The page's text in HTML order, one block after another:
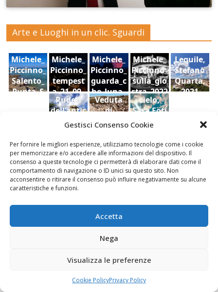
Gestisci Consenso Cookie
Per fornire le migliori esperienze, utilizziamo tecnologie come i cookie
per memorizzare e/o accedere alle informazioni del dispositivo. Il
consenso a queste tecnologie ci permetterà di elaborare dati come il
comportamento di navigazione o ID unici su questo sito. Non
acconsentire o ritirare il consenso può influire negativamente su alcune
caratteristiche e funzioni.
Accetta
Nega
Visualizza le preferenze
Cookie PolicyPrivacy Policy
Arte e Luoghi in un clic. Sguardi
Michele_
Piccinno_
Salento_
Punta_S
Michele_
Piccinno_
tempest
a_21_09_
2022
Michele_
Piccinno_
guarda_c
he_luna_
2022
Michele_
Piccinno_
sulla_gio
stra_2022
Lequile,
Stefano
Quarta,
2021
Ruderi
dell'antic
o
di Aidone
(Enna),
Dario
Bottaro
Veduta
di
Modica
Castello
della
contea ,
Giacomo
Vespo
cielo,
Sara Foti
Sciavalie
Le Stanze di Arte e Luoghi | Albergo diffuso
della Cultura
abilitare questo contenuto